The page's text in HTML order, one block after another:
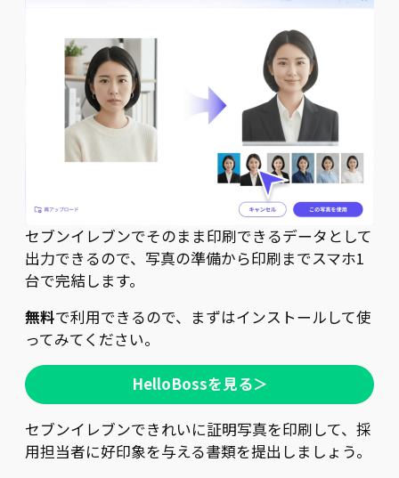
セブンイレブンでそのまま印刷できるデータとして
出力できるので、写真の準備から印刷までスマホ1
台で完結します。
無料で利用できるので、まずはインストールして使
ってみてください。
HelloBossを見る＞
セブンイレブンできれいに証明写真を印刷して、採
用担当者に好印象を与える書類を提出しましょう。